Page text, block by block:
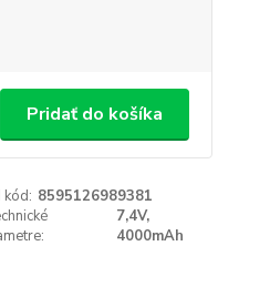
Pridať do košíka
kód: 8595126989381
7,4V,
4000mAh